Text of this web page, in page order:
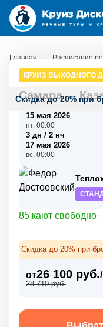
Главная — Расписание
Скидка до 20% при
КРУИЗ ВЫХОДНОГО
Самара –
15 мая 2026
пт, 00:00
3 дн / 2 нч
17 мая 2026
вс, 00:00
85 кают свободно
Скидка до 20% при
от26 100 руб.
28 710 руб.